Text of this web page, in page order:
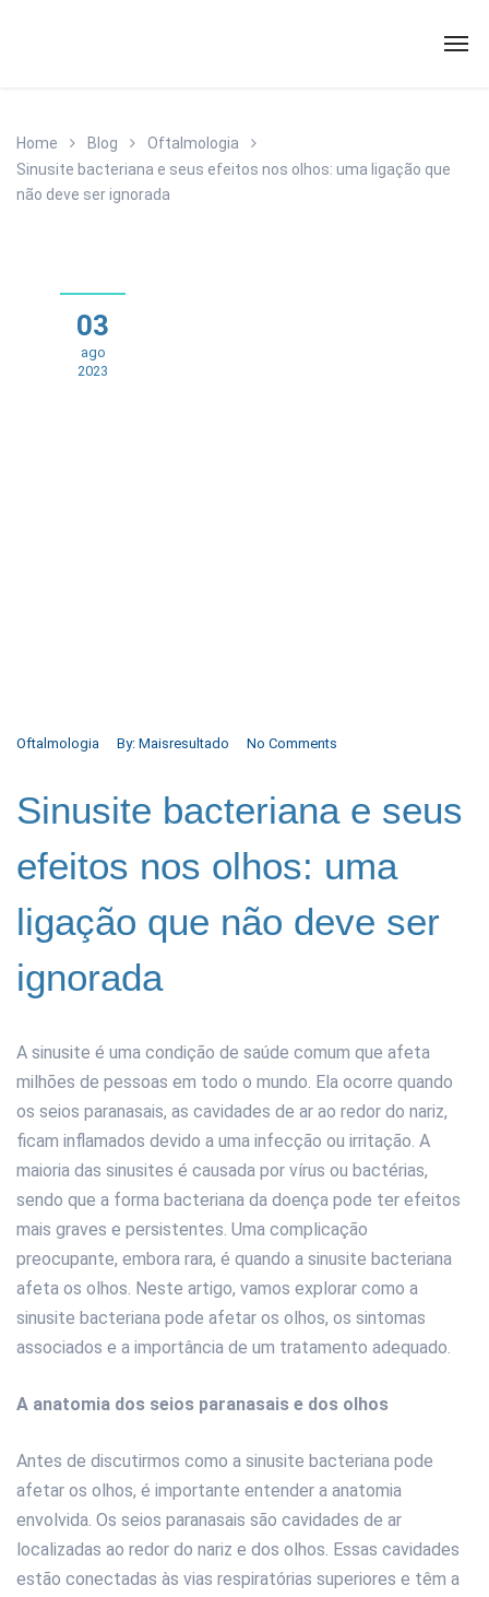
Home Blog
Oftalmologia
Sinusite bacteriana e seus efeitos nos olhos: uma ligação que
não deve ser ignorada
03
ago
2023
Oftalmologia By: Maisresultado No Comments
Sinusite bacteriana e seus
efeitos nos olhos: uma
ligação que não deve ser
ignorada
A sinusite é uma condição de saúde comum que afeta
milhões de pessoas em todo o mundo. Ela ocorre quando
os seios paranasais, as cavidades de ar ao redor do nariz,
ficam inflamados devido a uma infecção ou irritação. A
maioria das sinusites é causada por vírus ou bactérias,
sendo que a forma bacteriana da doença pode ter efeitos
mais graves e persistentes. Uma complicação
preocupante, embora rara, é quando a sinusite bacteriana
afeta os olhos. Neste artigo, vamos explorar como a
sinusite bacteriana pode afetar os olhos, os sintomas
associados e a importância de um tratamento adequado.
A anatomia dos seios paranasais e dos olhos
Antes de discutirmos como a sinusite bacteriana pode
afetar os olhos, é importante entender a anatomia
envolvida. Os seios paranasais são cavidades de ar
localizadas ao redor do nariz e dos olhos. Essas cavidades
estão conectadas às vias respiratórias superiores e têm a